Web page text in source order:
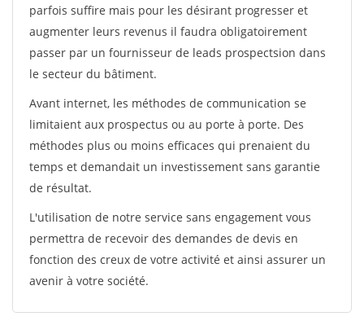
parfois suffire mais pour les désirant progresser et
augmenter leurs revenus il faudra obligatoirement
passer par un fournisseur de leads prospectsion dans
le secteur du bâtiment.
Avant internet, les méthodes de communication se
limitaient aux prospectus ou au porte à porte. Des
méthodes plus ou moins efficaces qui prenaient du
temps et demandait un investissement sans garantie
de résultat.
L'utilisation de notre service sans engagement vous
permettra de recevoir des demandes de devis en
fonction des creux de votre activité et ainsi assurer un
avenir à votre société.